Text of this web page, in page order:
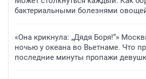
бактериальными болезнями
«Она крикнула: „Дядя Боря!“»
ночью у океана во Вьетнаме. Что
последние минуты пропажи